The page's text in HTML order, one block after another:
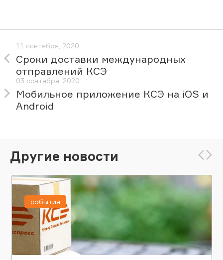
11 сентября, 2020
Сроки доставки международных
отправлений КСЭ
03 сентября, 2020
Мобильное приложение КСЭ на iOS и
Android
Другие новости
события